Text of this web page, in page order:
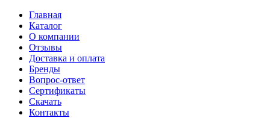
Главная
Каталог
О компании
Отзывы
Доставка и оплата
Бренды
Вопрос-ответ
Сертификаты
Скачать
Контакты